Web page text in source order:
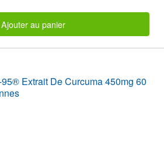
Ajouter au panier
Extrait De Curcuma 450mg 60